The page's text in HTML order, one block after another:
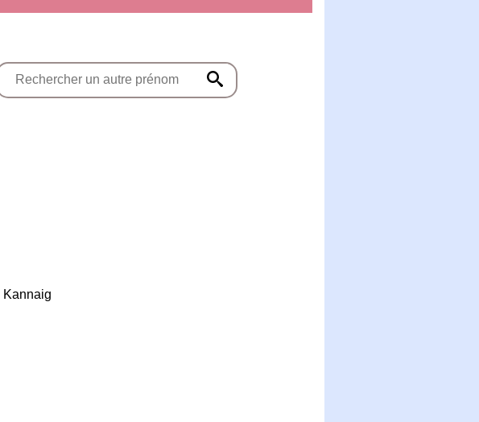
Kannaig